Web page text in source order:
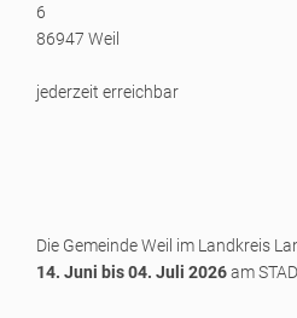
6
86947 Weil
jederzeit erreichbar
Die Gemeinde Weil im Landkreis
14. Juni bis 04. Juli 2026am